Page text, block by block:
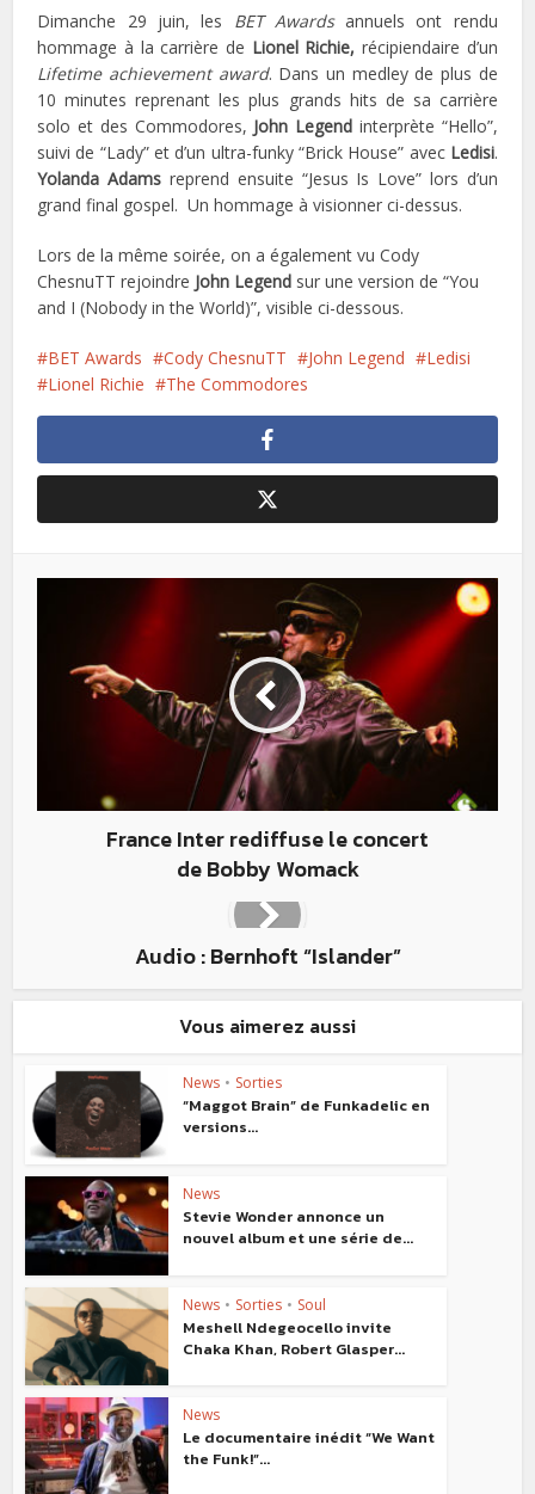
Dimanche 29 juin, les BET Awardsannuels ont rendu
hommage à la carrière de Lionel Richie, récipiendaire d’un
Lifetime achievement award. Dans un medley de plus de
10 minutes reprenant les plus grands hits de sa carrière
solo et des Commodores, John Legend interprète “Hello”,
suivi de “Lady” et d’un ultra-funky “Brick House” avec Ledisi.
Yolanda Adams reprend ensuite “Jesus Is Love” lors d’un
grand final gospel. Un hommage à visionner ci-dessus.
Lors de la même soirée, on a également vu Cody
ChesnuTT rejoindre John Legend sur une version de “You
and I (Nobody in the World)”, visible ci-dessous.
BET Awards Cody ChesnuTT John Legend
Ledisi
Lionel Richie
The Commodores
France Inter rediffuse le concert
de Bobby Womack
Audio : Bernhoft “Islander”
Vous aimerez aussi
News • Sorties
“Maggot Brain” de Funkadelic en
versions...
News
Stevie Wonder annonce un
nouvel album et une série de...
News • Sorties • Soul
Meshell Ndegeocello invite
Chaka Khan, Robert Glasper...
News
Le documentaire inédit “We Want
the Funk!”...